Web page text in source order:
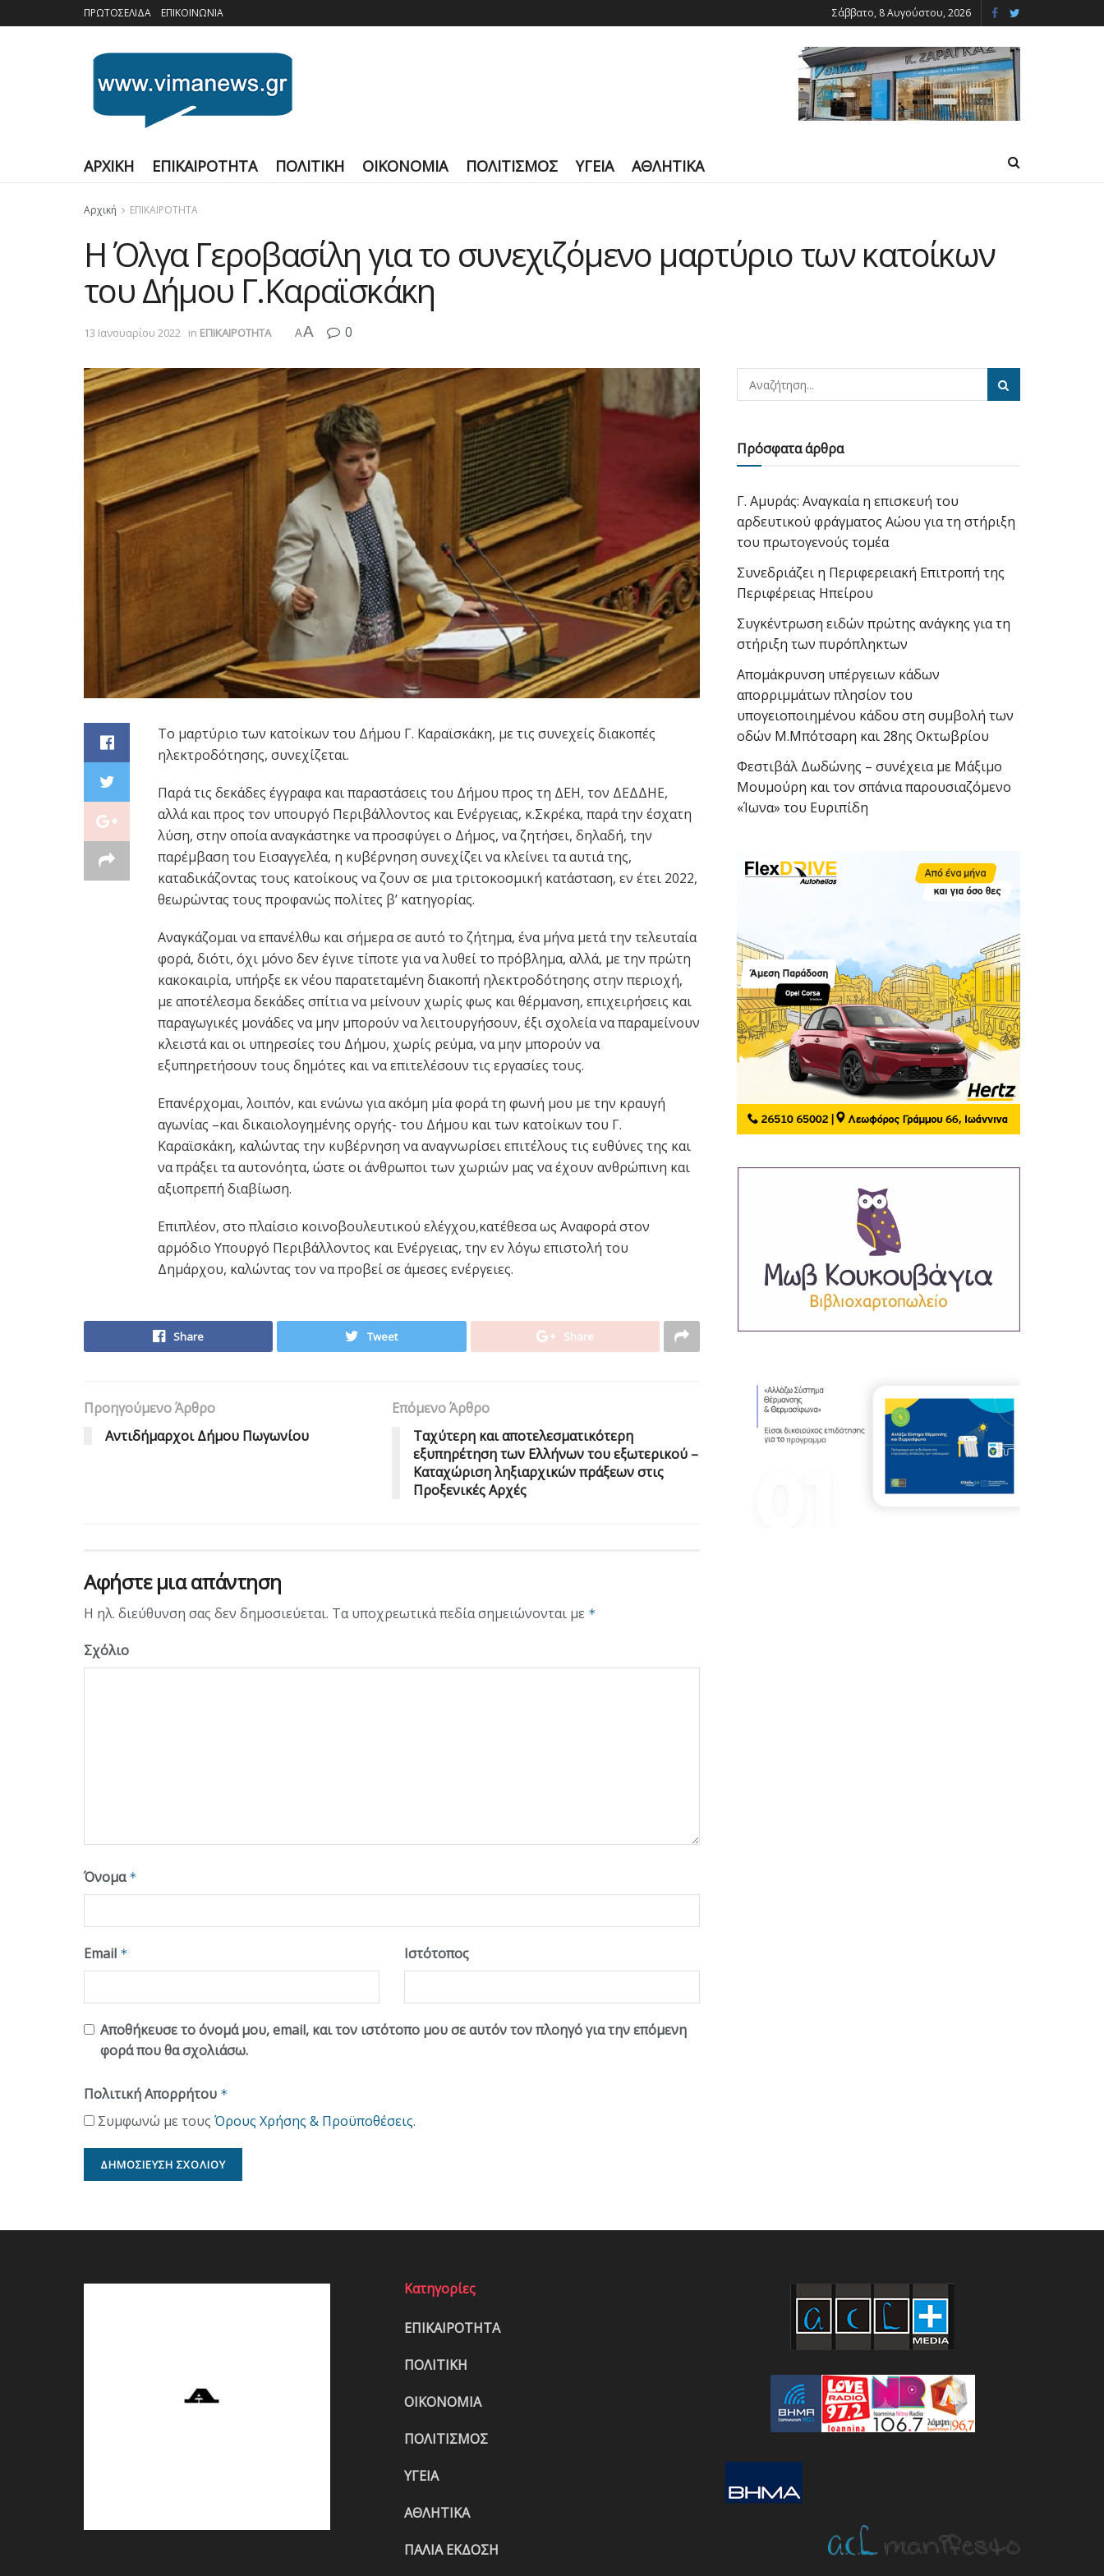
ΠΡΩΤΟΣΕΛΙΔΑ ΕΠΙΚΟΙΝΩΝΙΑ Σάββατο, 8 Αυγούστου, 2026
ΑΡΧΙΚΗ ΕΠΙΚΑΙΡΟΤΗΤΑ ΠΟΛΙΤΙΚΗ ΟΙΚΟΝΟΜΙΑ ΠΟΛΙΤΙΣΜΟΣ ΥΓΕΙΑ ΑΘΛΗΤΙΚΑ
Αρχική ΕΠΙΚΑΙΡΟΤΗΤΑ
Η Όλγα Γεροβασίλη για το συνεχιζόμενο μαρτύριο των κατοίκων
του Δήμου Γ.Καραϊσκάκη
13 Ιανουαρίου 2022 in ΕΠΙΚΑΙΡΟΤΗΤΑ AA 0
Το μαρτύριο των κατοίκων του Δήμου Γ. Καραϊσκάκη, με τις συνεχείς διακοπές
ηλεκτροδότησης, συνεχίζεται.
Παρά τις δεκάδες έγγραφα και παραστάσεις του Δήμου προς τη ΔΕΗ, τον ΔΕΔΔΗΕ,
αλλά και προς τον υπουργό Περιβάλλοντος και Ενέργειας, κ.Σκρέκα, παρά την έσχατη
λύση, στην οποία αναγκάστηκε να προσφύγει ο Δήμος, να ζητήσει, δηλαδή, την
παρέμβαση του Εισαγγελέα, η κυβέρνηση συνεχίζει να κλείνει τα αυτιά της,
καταδικάζοντας τους κατοίκους να ζουν σε μια τριτοκοσμική κατάσταση, εν έτει 2022,
θεωρώντας τους προφανώς πολίτες β’ κατηγορίας.
Αναγκάζομαι να επανέλθω και σήμερα σε αυτό το ζήτημα, ένα μήνα μετά την τελευταία
φορά, διότι, όχι μόνο δεν έγινε τίποτε για να λυθεί το πρόβλημα, αλλά, με την πρώτη
κακοκαιρία, υπήρξε εκ νέου παρατεταμένη διακοπή ηλεκτροδότησης στην περιοχή,
με αποτέλεσμα δεκάδες σπίτια να μείνουν χωρίς φως και θέρμανση, επιχειρήσεις και
παραγωγικές μονάδες να μην μπορούν να λειτουργήσουν, έξι σχολεία να παραμείνουν
κλειστά και οι υπηρεσίες του Δήμου, χωρίς ρεύμα, να μην μπορούν να
εξυπηρετήσουν τους δημότες και να επιτελέσουν τις εργασίες τους.
Επανέρχομαι, λοιπόν, και ενώνω για ακόμη μία φορά τη φωνή μου με την κραυγή
αγωνίας –και δικαιολογημένης οργής- του Δήμου και των κατοίκων του Γ.
Καραϊσκάκη, καλώντας την κυβέρνηση να αναγνωρίσει επιτέλους τις ευθύνες της και
να πράξει τα αυτονόητα, ώστε οι άνθρωποι των χωριών μας να έχουν ανθρώπινη και
αξιοπρεπή διαβίωση.
Επιπλέον, στο πλαίσιο κοινοβουλευτικού ελέγχου,κατέθεσα ως Αναφορά στον
αρμόδιο Υπουργό Περιβάλλοντος και Ενέργειας, την εν λόγω επιστολή του
Δημάρχου, καλώντας τον να προβεί σε άμεσες ενέργειες.
Share Tweet Share
Προηγούμενο Άρθρο
Aντιδήμαρχοι Δήμου Πωγωνίου
Επόμενο Άρθρο
Ταχύτερη και αποτελεσματικότερη
εξυπηρέτηση των Ελλήνων του εξωτερικού –
Καταχώριση ληξιαρχικών πράξεων στις
Προξενικές Αρχές
Αφήστε μια απάντηση
Η ηλ. διεύθυνση σας δεν δημοσιεύεται. Τα υποχρεωτικά πεδία σημειώνονται με *
Σχόλιο
Όνομα *
Email * Ιστότοπος
Αποθήκευσε το όνομά μου, email, και τον ιστότοπο μου σε αυτόν τον πλοηγό για την επόμενη
φορά που θα σχολιάσω.
Πολιτική Απορρήτου *
Συμφωνώ με τους Όρους Χρήσης & Προϋποθέσεις.
Πρόσφατα άρθρα
Γ. Αμυράς: Αναγκαία η επισκευή του
αρδευτικού φράγματος Αώου για τη στήριξη
του πρωτογενούς τομέα
Συνεδριάζει η Περιφερειακή Επιτροπή της
Περιφέρειας Ηπείρου
Συγκέντρωση ειδών πρώτης ανάγκης για τη
στήριξη των πυρόπληκτων
Απομάκρυνση υπέργειων κάδων
απορριμμάτων πλησίον του
υπογειοποιημένου κάδου στη συμβολή των
οδών Μ.Μπότσαρη και 28ης Οκτωβρίου
Φεστιβάλ Δωδώνης – συνέχεια με Μάξιμο
Μουμούρη και τον σπάνια παρουσιαζόμενο
«Ίωνα» του Ευριπίδη
Κατηγορίες
ΕΠΙΚΑΙΡΟΤΗΤΑ
ΠΟΛΙΤΙΚΗ
ΟΙΚΟΝΟΜΙΑ
ΠΟΛΙΤΙΣΜΟΣ
ΥΓΕΙΑ
ΑΘΛΗΤΙΚΑ
ΠΑΛΙΑ ΕΚΔΟΣΗ